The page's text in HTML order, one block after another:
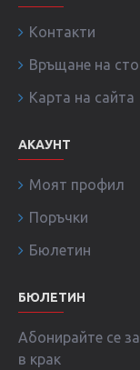
Контакти
Връщане на
Карта на сайта
АКАУНТ
Моят профил
Поръчки
Бюлетин
БЮЛЕТИН
Абонирайте се
в крак